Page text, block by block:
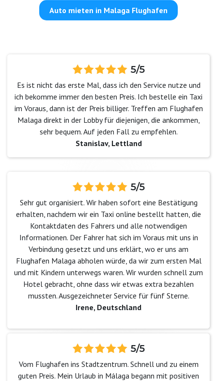
Auto mieten in Malaga Flughafen
5/5
Es ist nicht das erste Mal, dass ich den Service nutze und
ich bekomme immer den besten Preis. Ich bestelle ein Taxi
im Voraus, dann ist der Preis billiger. Treffen am Flughafen
Malaga direkt in der Lobby für diejenigen, die ankommen,
sehr bequem. Auf jeden Fall zu empfehlen.
Stanislav, Lettland
5/5
Sehr gut organisiert. Wir haben sofort eine Bestätigung
erhalten, nachdem wir ein Taxi online bestellt hatten, die
Kontaktdaten des Fahrers und alle notwendigen
Informationen. Der Fahrer hat sich im Voraus mit uns in
Verbindung gesetzt und uns erklärt, wo er uns am
Flughafen Malaga abholen würde, da wir zum ersten Mal
und mit Kindern unterwegs waren. Wir wurden schnell zum
Hotel gebracht, ohne dass wir etwas extra bezahlen
mussten. Ausgezeichneter Service für fünf Sterne.
Irene, Deutschland
5/5
Vom Flughafen ins Stadtzentrum. Schnell und zu einem
guten Preis. Mein Urlaub in Málaga begann mit positiven